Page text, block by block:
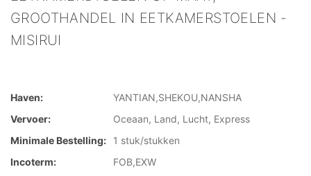
GROOTHANDEL IN EETKAMERSTOELEN -
MISIRUI
Haven:
YANTIAN,SHEKOU,NANSHA
Vervoer:
Oceaan, Land, Lucht, Express
Minimale Bestelling:
1 stuk/stukken
Incoterm:
FOB,EXW